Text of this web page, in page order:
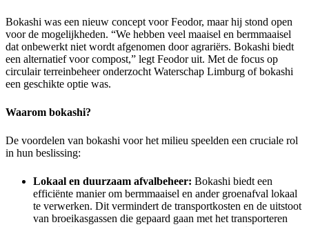
Bokashi was een nieuw concept voor Feodor, maar hij stond open
voor de mogelijkheden. “We hebben veel maaisel en bermmaaisel
dat onbewerkt niet wordt afgenomen door agrariërs. Bokashi biedt
een alternatief voor compost,” legt Feodor uit. Met de focus op
circulair terreinbeheer onderzocht Waterschap Limburg of bokashi
een geschikte optie was.
Waarom bokashi?
De voordelen van bokashi voor het milieu speelden een cruciale rol
in hun beslissing:
Lokaal en duurzaam afvalbeheer: Bokashi biedt een
efficiënte manier om bermmaaisel en ander groenafval lokaal
te verwerken. Dit vermindert de transportkosten en de uitstoot
van broeikasgassen die gepaard gaan met het transporteren